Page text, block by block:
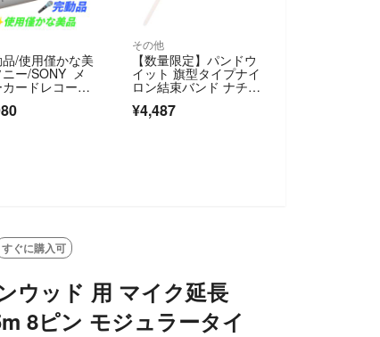
品/使用僅かな美
ー/SONY メ
ードレコーダ
カードレコーダ
スレコーダー I
その他
【数量限定】パンドウ
イット 旗型タイプナイ
ロン結束バンド ナチュ
ラル PLF1M
¥4,487
すぐに購入可
ウッド 用 マイク延長
8ピン モジュラータイ